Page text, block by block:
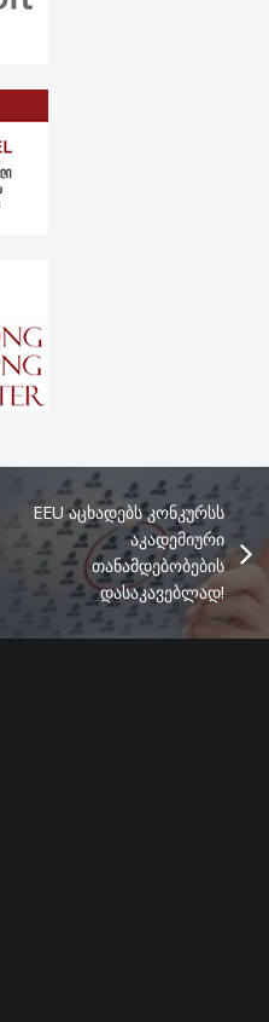
EEU აცხადებს კონკურსს
აკადემიური
თანამდებობების
დასაკავებლად!